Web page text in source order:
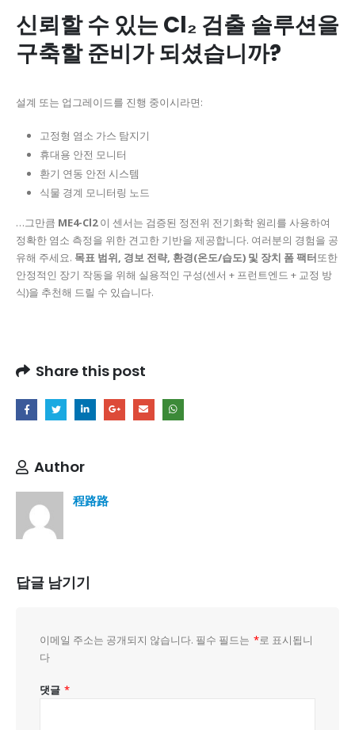
신뢰할 수 있는 Cl₂ 검출 솔루션을
구축할 준비가 되셨습니까?
설계 또는 업그레이드를 진행 중이시라면:
고정형 염소 가스 탐지기
휴대용 안전 모니터
환기 연동 안전 시스템
식물 경계 모니터링 노드
…그만큼 ME4-Cl2이 센서는 검증된 정전위 전기화학 원리를 사용하여
정확한 염소 측정을 위한 견고한 기반을 제공합니다. 여러분의 경험을 공
유해 주세요. 목표 범위, 경보 전략, 환경(온도/습도) 및 장치 폼 팩터또한
안정적인 장기 작동을 위해 실용적인 구성(센서 + 프런트엔드 + 교정 방
식)을 추천해 드릴 수 있습니다.
Share this post
Author
程路路
답글 남기기
이메일 주소는 공개되지 않습니다. 필수 필드는 *로 표시됩니
다
댓글 *